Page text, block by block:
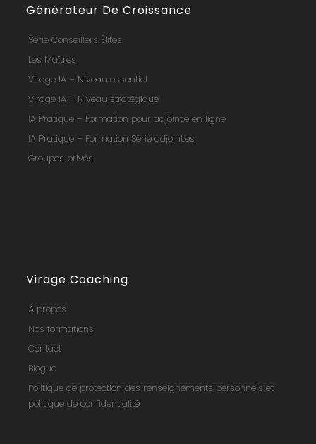
Générateur De Croissance
Série Conseillers Élites
Les Maîtres
Virage IA – Niveau essentiel
Virage IA – Niveau stratégique
IA Pratique – Formation pour adjoint.e en ligne
IA Pratique – Formation Série adjoint.es
Groupes privés
Virage Coaching
À propos
Nos formations
Contact
Blogue
Politique de protection des renseignements personnels et
politique de confidentialité